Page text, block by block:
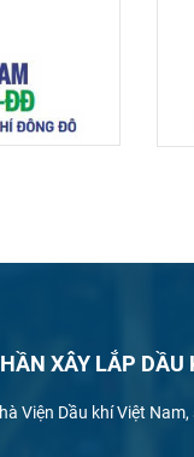
XÂY LẮP
Viện Dầu khí Việt